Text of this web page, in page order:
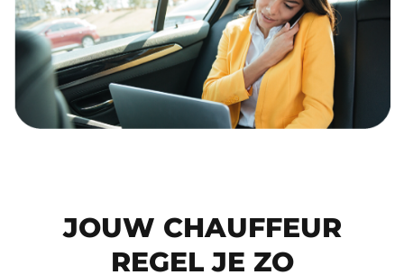
JOUW CHAUFFEUR
REGEL JE ZO